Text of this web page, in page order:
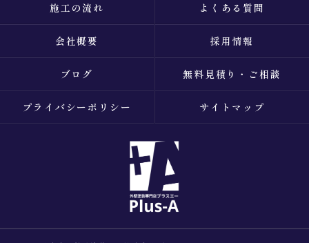
施工の流れ よくある質問
会社概要 採用情報
ブログ 無料見積り・ご相談
プライバシーポリシー サイトマップ